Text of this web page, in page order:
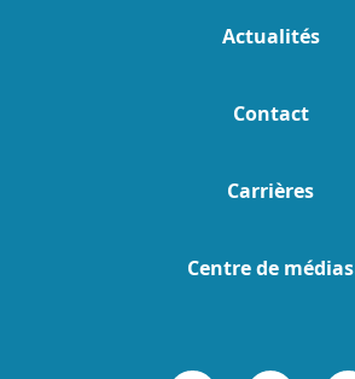
Actualités
Contact
Carrières
Centre de médias